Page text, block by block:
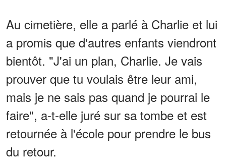
Au cimetière, elle a parlé à Charlie et lui
a promis que d'autres enfants viendront
bientôt. "J'ai un plan, Charlie. Je vais
prouver que tu voulais être leur ami,
mais je ne sais pas quand je pourrai le
faire", a-t-elle juré sur sa tombe et est
retournée à l'école pour prendre le bus
du retour.